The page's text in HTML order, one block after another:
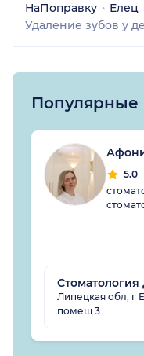
НаПоправку Елец
Удаление зубов у
Популярные
5.0
Липецкая обл, г
помещ 3